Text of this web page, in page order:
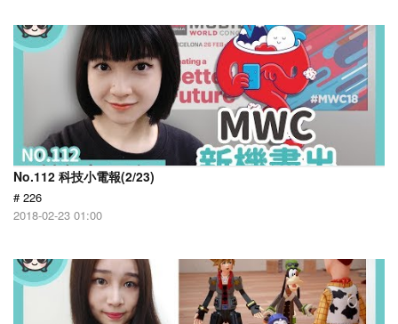
No.112 科技小電報(2/23)
# 226
2018-02-23 01:00